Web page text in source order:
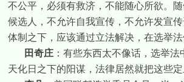
不公平，必须有救济，不能随心所欲。
候选人，不允许自我宣传，不允许发宣
体制之下，应该通过立法解决，在选举
田奇庄 ：有些东西太不像话，选举
天化日之下的阳谋，法律居然就把这些定